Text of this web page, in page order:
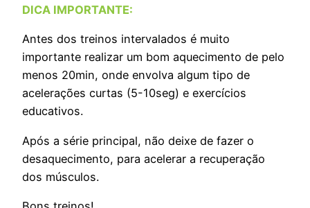
DICA IMPORTANTE:
Antes dos treinos intervalados é muito
importante realizar um bom aquecimento de pelo
menos 20min, onde envolva algum tipo de
acelerações curtas (5-10seg) e exercícios
educativos.
Após a série principal, não deixe de fazer o
desaquecimento, para acelerar a recuperação
dos músculos.